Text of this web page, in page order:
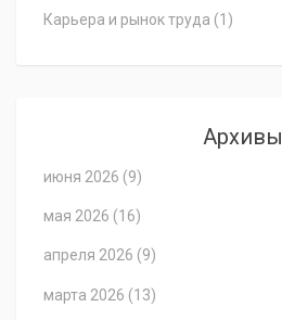
Карьера и рынок труда (1)
Архивы
июня 2026 (9)
мая 2026 (16)
апреля 2026 (9)
марта 2026 (13)